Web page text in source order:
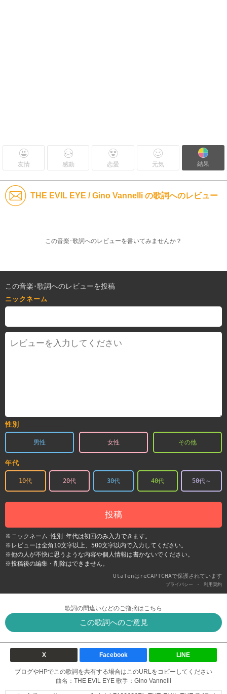
友情 感動 恋愛 元気 結果
THE EVIL EYE / Gino Vannelli の歌詞へのレビュー
この音楽･歌詞へのレビューを書いてみませんか？
この音楽･歌詞へのレビューを投稿
ニックネーム
性別
男性 女性 その他
年代
10代 20代 30代 40代 50代～
投稿
※ニックネーム･性別･年代は初回のみ入力できます。
※レビューは全角10文字以上、500文字以内で入力してください。
※他の人が不快に思うような内容や個人情報は書かないでください。
※投稿後の編集・削除はできません。
UtaTenはreCAPTCHAで保護されています
プライバシー - 利用契約
歌詞の間違いなどのご指摘はこちら
この歌詞へのご意見
X Facebook LINE
ブログやHPでこの歌詞を共有する場合はこのURLをコピーしてください
曲名：THE EVIL EYE 歌手：Gino Vannelli